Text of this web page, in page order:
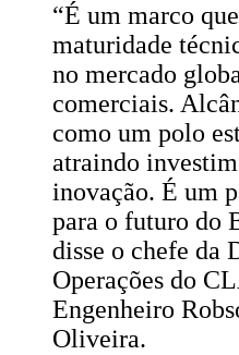
“É um marco
maturidade
no mercado
comerciais.
como um polo
atraindo
inovação. É um
para o futuro do
disse o chefe da
Operações do
Engenheiro
Oliveira.